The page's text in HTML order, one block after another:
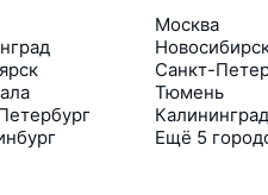
Москва
Санкт-
Тюмень
Калининград
Ещё 5